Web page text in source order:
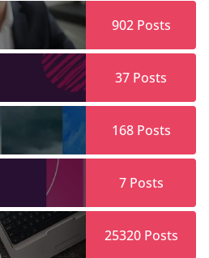
902Posts
37 Posts
168Posts
7Posts
25320Posts